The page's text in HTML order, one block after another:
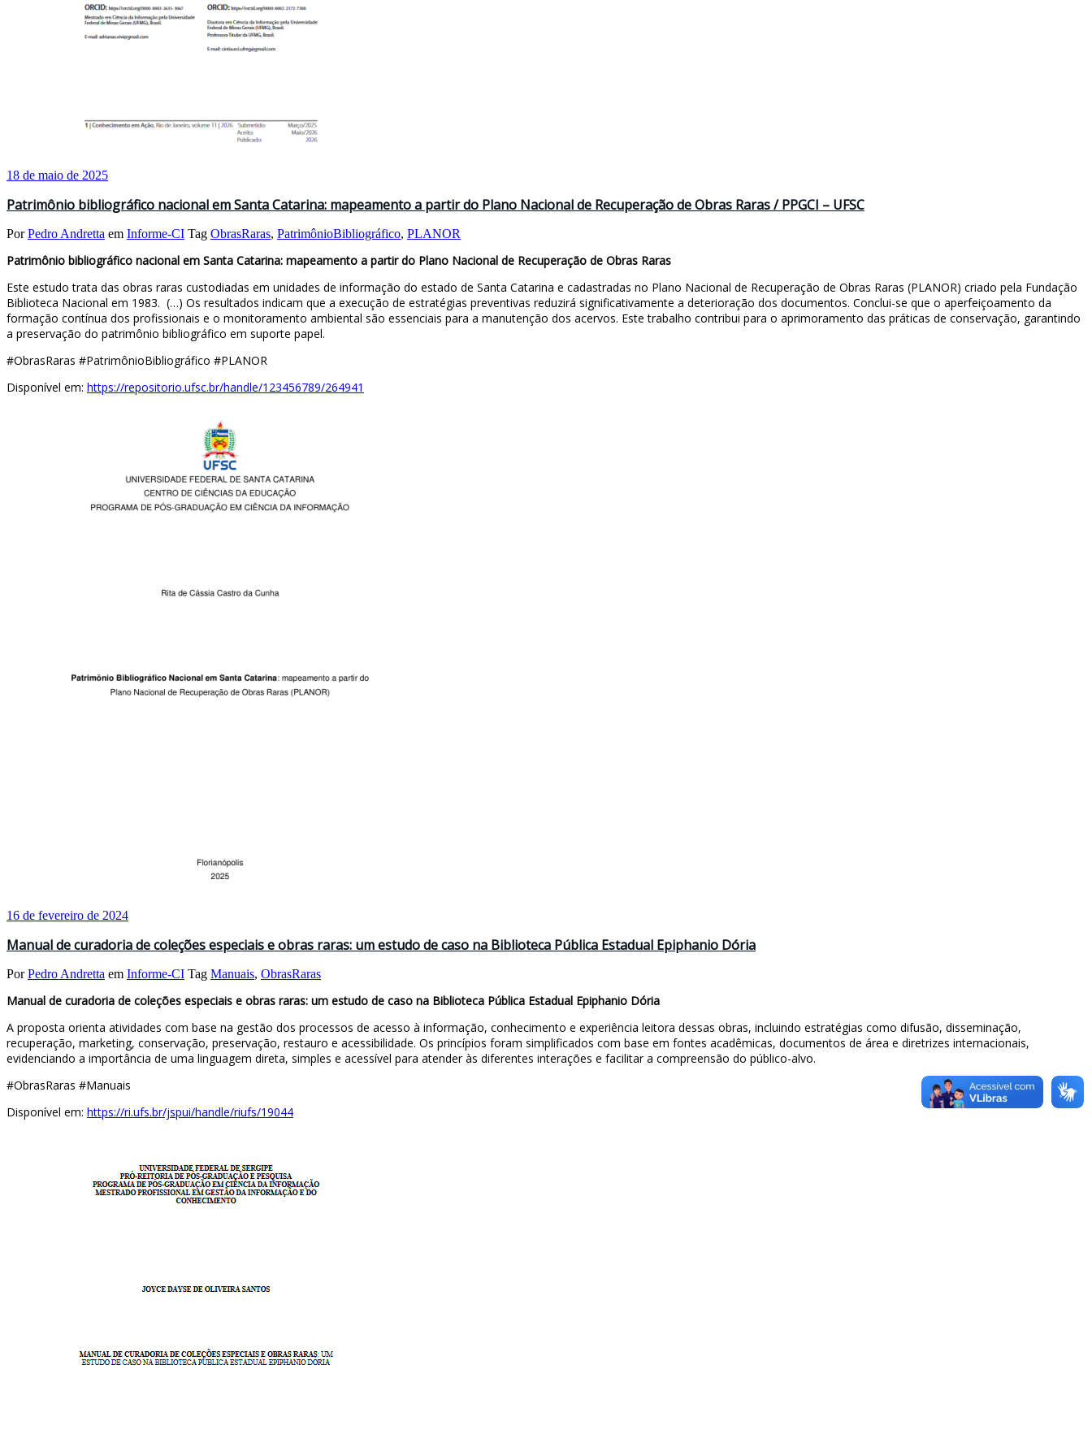
18 de maio de 2025
Patrimônio bibliográfico nacional em Santa Catarina: mapeamento a partir do Plano Nacional de Recuperação de Obras Raras / PPGCI – UFSC
PorPedro Andretta em Informe-CI Tag ObrasRaras, PatrimônioBibliográfico, PLANOR
Patrimônio bibliográfico nacional em Santa Catarina: mapeamento a partir do Plano Nacional de Recuperação de Obras Raras
Este estudo trata das obras raras custodiadas em unidades de informação do estado de Santa Catarina e cadastradas no Plano Nacional de Recuperação de Obras Raras (PLANOR) criado pela Fundação
Biblioteca Nacional em 1983. (…) Os resultados indicam que a execução de estratégias preventivas reduzirá significativamente a deterioração dos documentos. Conclui-se que o aperfeiçoamento da
formação contínua dos profissionais e o monitoramento ambiental são essenciais para a manutenção dos acervos. Este trabalho contribui para o aprimoramento das práticas de conservação, garantindo
a preservação do patrimônio bibliográfico em suporte papel.
#ObrasRaras #PatrimônioBibliográfico #PLANOR
Disponível em: https://repositorio.ufsc.br/handle/123456789/264941
16 de fevereiro de 2024
Manual de curadoria de coleções especiais e obras raras: um estudo de caso na Biblioteca Pública Estadual Epiphanio Dória
PorPedro Andretta em Informe-CI Tag Manuais, ObrasRaras
Manual de curadoria de coleções especiais e obras raras: um estudo de caso na Biblioteca Pública Estadual Epiphanio Dória
A proposta orienta atividades com base na gestão dos processos de acesso à informação, conhecimento e experiência leitora dessas obras, incluindo estratégias como difusão, disseminação,
recuperação, marketing, conservação, preservação, restauro e acessibilidade. Os princípios foram simplificados com base em fontes acadêmicas, documentos de área e diretrizes internacionais,
evidenciando a importância de uma linguagem direta, simples e acessível para atender às diferentes interações e facilitar a compreensão do público-alvo.
#ObrasRaras #Manuais
Disponível em: https://ri.ufs.br/jspui/handle/riufs/19044